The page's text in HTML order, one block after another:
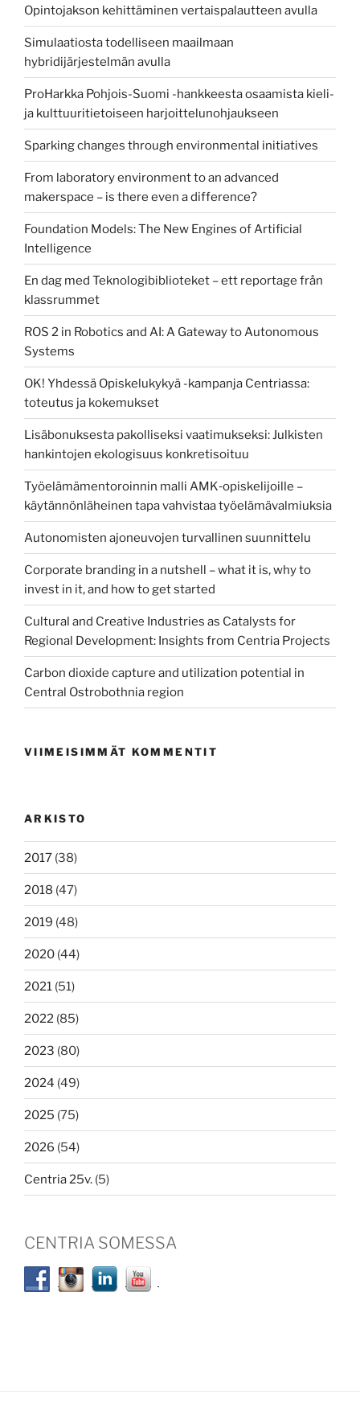
Opintojakson kehittäminen vertaispalautteen avulla
Simulaatiosta todelliseen maailmaan
hybridijärjestelmän avulla
ProHarkka Pohjois-Suomi -hankkeesta osaamista kieli-
ja kulttuuritietoiseen harjoittelunohjaukseen
Sparking changes through environmental initiatives
From laboratory environment to an advanced
makerspace – is there even a difference?
Foundation Models: The New Engines of Artificial
Intelligence
En dag med Teknologibiblioteket – ett reportage från
klassrummet
ROS 2 in Robotics and AI: A Gateway to Autonomous
Systems
OK! Yhdessä Opiskelukykyä -kampanja Centriassa:
toteutus ja kokemukset
Lisäbonuksesta pakolliseksi vaatimukseksi: Julkisten
hankintojen ekologisuus konkretisoituu
Työelämämentoroinnin malli AMK‑opiskelijoille –
käytännönläheinen tapa vahvistaa työelämävalmiuksia
Autonomisten ajoneuvojen turvallinen suunnittelu
Corporate branding in a nutshell – what it is, why to
invest in it, and how to get started
Cultural and Creative Industries as Catalysts for
Regional Development: Insights from Centria Projects
Carbon dioxide capture and utilization potential in
Central Ostrobothnia region
VIIMEISIMMÄT KOMMENTIT
ARKISTO
2017 (38)
2018 (47)
2019 (48)
2020 (44)
2021 (51)
2022 (85)
2023 (80)
2024 (49)
2025 (75)
2026 (54)
Centria 25v. (5)
CENTRIA SOMESSA